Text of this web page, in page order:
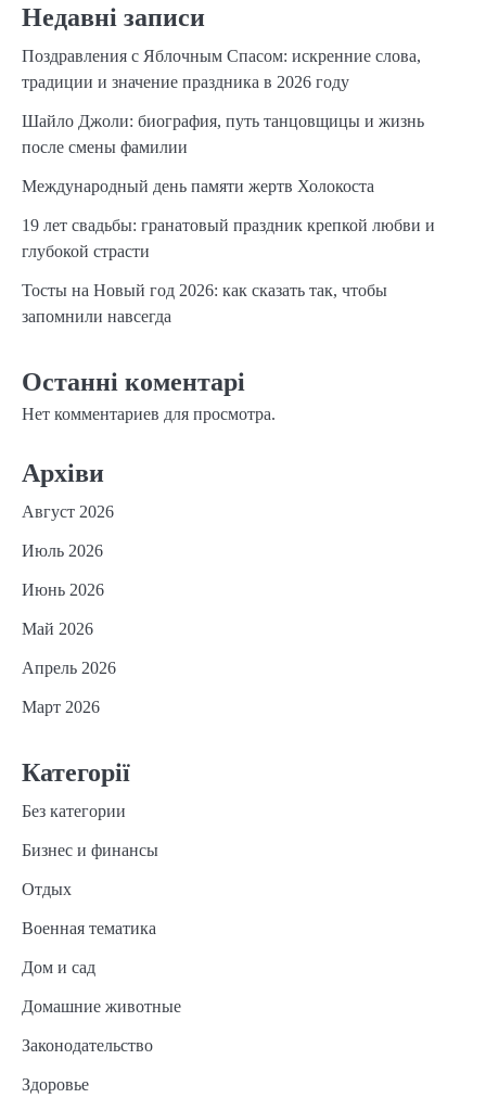
Недавні записи
Поздравления с Яблочным Спасом: искренние слова,
традиции и значение праздника в 2026 году
Шайло Джоли: биография, путь танцовщицы и жизнь
после смены фамилии
Международный день памяти жертв Холокоста
19 лет свадьбы: гранатовый праздник крепкой любви и
глубокой страсти
Тосты на Новый год 2026: как сказать так, чтобы
запомнили навсегда
Останні коментарі
Нет комментариев для просмотра.
Архіви
Август 2026
Июль 2026
Июнь 2026
Май 2026
Апрель 2026
Март 2026
Категорії
Без категории
Бизнес и финансы
Отдых
Военная тематика
Дом и сад
Домашние животные
Законодательство
Здоровье